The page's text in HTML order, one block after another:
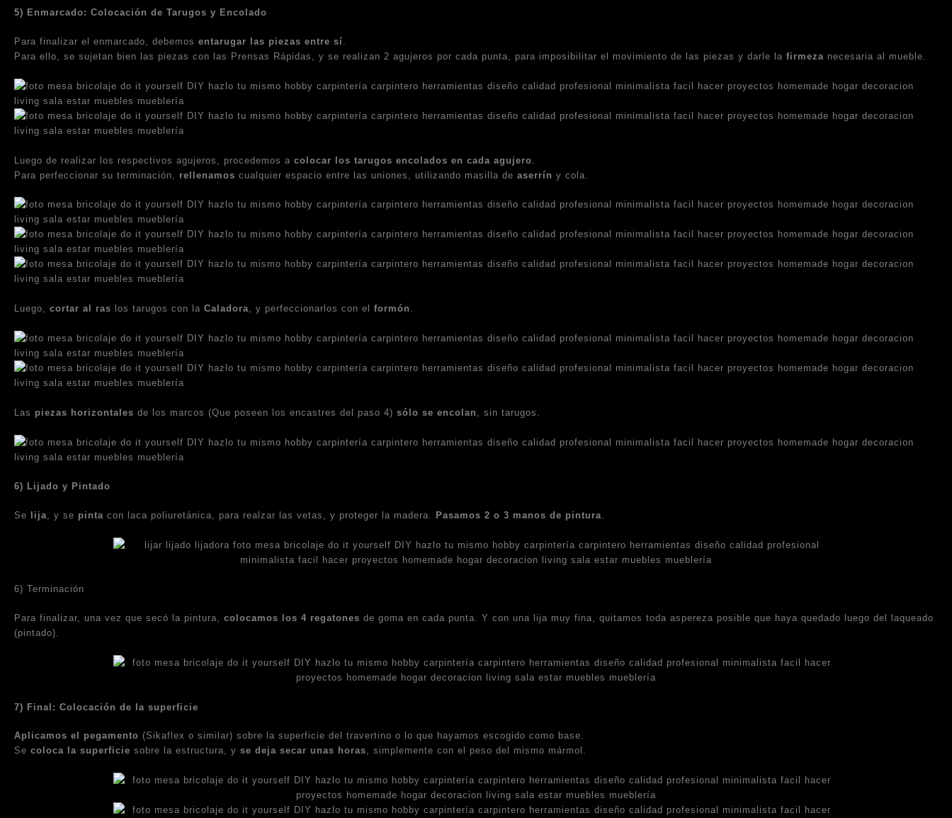
5) Enmarcado: Colocación de Tarugos y Encolado
Para finalizar el enmarcado, debemos entarugar las piezas entre sí
Para ello, se sujetan bien las piezas con las Prensas Rápidas, y se realizan 2 agujeros por cada punta, para imposibilitar el movimiento de las piezas y darle la firmeza necesaria al mueble.
Luego de realizar los respectivos agujeros, procedemos a colocar los tarugos encolados en cada agujero
Para perfeccionar su terminación, rellenamos cualquier espacio entre las uniones, utilizando masilla de aserrín y cola.
Luego, cortar al ras los tarugos con la Caladora, y perfeccionarlos con el formón .
Las piezas horizontales de los marcos (Que poseen los encastres del paso 4) sólo se encolan , sin tarugos.
6) Lijado y Pintado
Se lija , y se pinta con laca poliuretánica, para realzar las vetas, y proteger la madera. Pasamos 2 o 3 manos de pintura
6) Terminación
Para finalizar, una vez que secó la pintura, colocamos los 4 regatones de goma en cada punta. Y con una lija muy fina, quitamos toda aspereza posible que haya quedado luego del laqueado
(pintado).
7) Final: Colocación de la superficie
Aplicamos el pegamento (Sikaflex o similar) sobre la superficie del travertino o lo que hayamos escogido como base.
Se coloca la superficie sobre la estructura, y se deja secar unas horas, simplemente con el peso del mismo mármol.